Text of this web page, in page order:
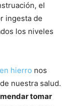
el
ingesta de
los niveles
hierro nos
nuestra salud.
tomar